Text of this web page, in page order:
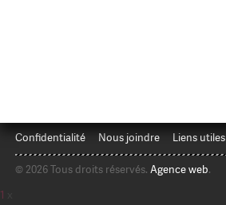
Confidentialité Nous joindre Liens utiles
© 2026 Tous droits réservés. Agence web.
1